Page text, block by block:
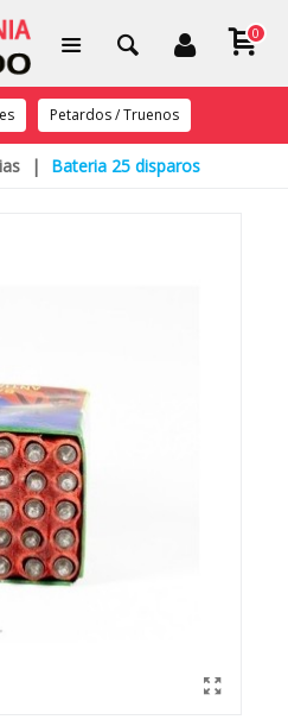
0
Petardos / Truenos
| Bateria 25 disparos